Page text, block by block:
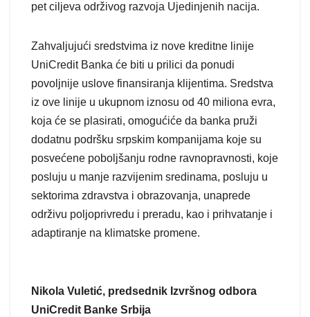
pet ciljeva održivog razvoja Ujedinjenih nacija.
Zahvaljujući sredstvima iz nove kreditne linije
UniCredit Banka će biti u prilici da ponudi
povoljnije uslove finansiranja klijentima. Sredstva
iz ove linije u ukupnom iznosu od 40 miliona evra,
koja će se plasirati, omogućiće da banka pruži
dodatnu podršku srpskim kompanijama koje su
posvećene poboljšanju rodne ravnopravnosti, koje
posluju u manje razvijenim sredinama, posluju u
sektorima zdravstva i obrazovanja, unaprede
održivu poljoprivredu i preradu, kao i prihvatanje i
adaptiranje na klimatske promene.
Nikola Vuletić, predsednik Izvršnog odbora
UniCredit Banke Srbija